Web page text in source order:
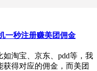
一秒注册赚美团佣金
淘宝、京东、pdd等，我
得对应的佣金，而美团